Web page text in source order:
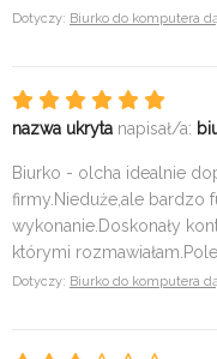
Dotyczy: Biurko do komputera
nazwa ukryta napisał/a:
Biurko - olcha idealnie
firmy.Nieduże,ale bardzo
wykonanie.Doskonały
którymi
Dotyczy: Biurko do komputera